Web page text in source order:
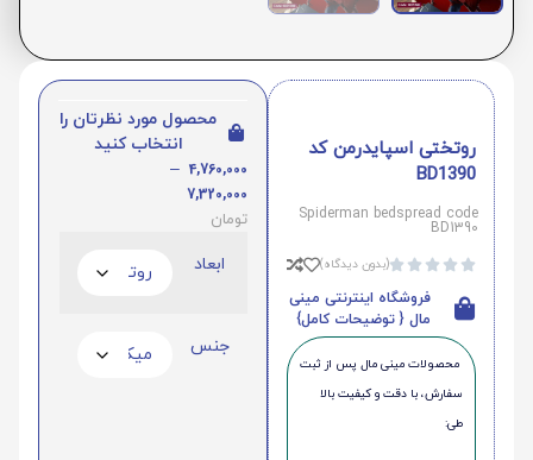
روتختی اسپایدرمن کد
BD1390
Spiderman bedspread code
BD1390




(بدون دیدگاه)
فروشگاه اینترنتی مینی
مال { توضیحات کامل}
محصولات مینی‌ مال پس از ثبت
سفارش، با دقت و کیفیت بالا
طی:
محصول مورد نظرتان را
انتخاب کنید
4,760,000
–
7,320,000
تومان
ابعاد
جنس